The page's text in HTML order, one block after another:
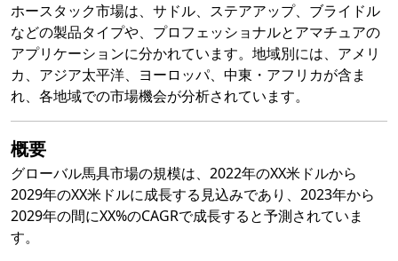
ホースタック市場は、サドル、ステアアップ、ブライドル
などの製品タイプや、プロフェッショナルとアマチュアの
アプリケーションに分かれています。地域別には、アメリ
カ、アジア太平洋、ヨーロッパ、中東・アフリカが含ま
れ、各地域での市場機会が分析されています。
概要
グローバル馬具市場の規模は、2022年のXX米ドルから
2029年のXX米ドルに成長する見込みであり、2023年から
2029年の間にXX%のCAGRで成長すると予測されていま
す。